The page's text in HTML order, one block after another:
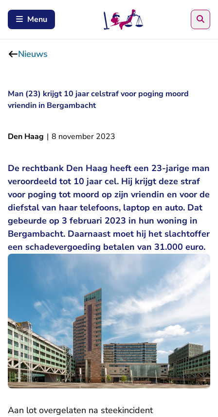
Menu
Nieuws
Man (23) krijgt 10 jaar celstraf voor poging moord
vriendin in Bergambacht
Den Haag | 8 november 2023
De rechtbank Den Haag heeft een 23-jarige man
veroordeeld tot 10 jaar cel. Hij krijgt deze straf
voor poging tot moord op zijn vriendin en voor de
diefstal van haar telefoons, laptop en auto. Dat
gebeurde op 3 februari 2023 in hun woning in
Bergambacht. Daarnaast moet hij het slachtoffer
een schadevergoeding betalen van 31.000 euro.
Aan lot overgelaten na steekincident